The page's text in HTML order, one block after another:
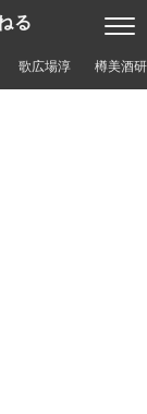
る
歌広場淳 樽美酒